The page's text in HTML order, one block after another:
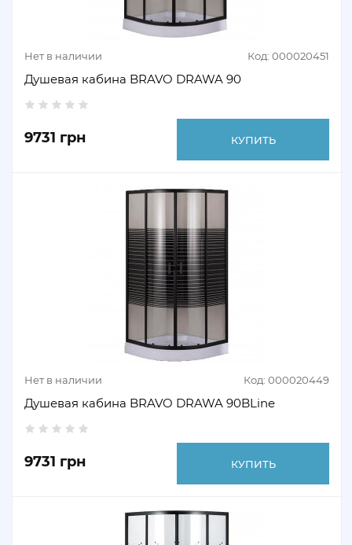
Нет в наличии Код: 000020451
Душевая кабина BRAVO DRAWA 90
9731 грн КУПИТЬ
Нет в наличии Код: 000020449
Душевая кабина BRAVO DRAWA 90BLine
9731 грн КУПИТЬ